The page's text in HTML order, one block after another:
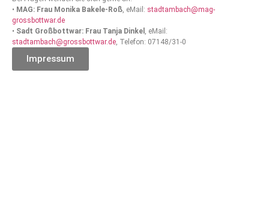
• MAG: Frau Monika Bakele-Roß, eMail: stadtambach@mag-
grossbottwar.de
• Sadt Großbottwar: Frau Tanja Dinkel , eMail:
stadtambach@grossbottwar.de, Telefon: 07148/31-0
Impressum